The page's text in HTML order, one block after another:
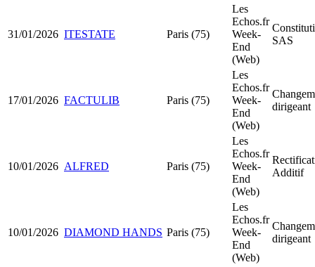
31/01/2026 ITESTATE Paris (75)
Les
Echos.fr
Week-
End
(Web)
SAS
17/01/2026 FACTULIB Paris (75)
Les
Echos.fr
Week-
End
(Web)
dirigeant
10/01/2026 ALFRED Paris (75)
Les
Echos.fr
Week-
End
(Web)
Additif
10/01/2026 DIAMOND HANDS Paris (75)
Les
Echos.fr
Week-
End
(Web)
dirigeant